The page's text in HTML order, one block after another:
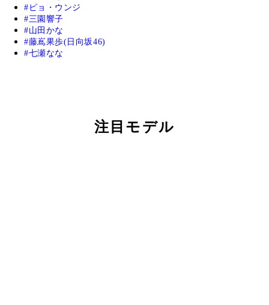
ピョ・ウンジ
三園響子
山田かな
藤嶌果歩(日向坂46)
七瀬なな
注目モデル